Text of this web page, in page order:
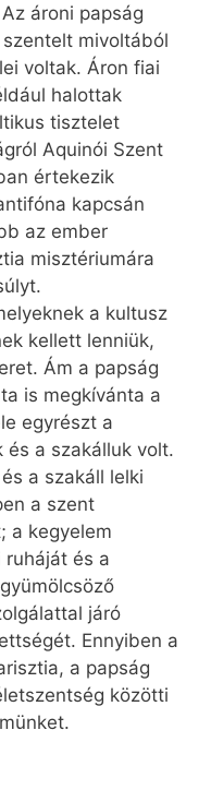
ároni papság
mivoltából
voltak. Áron fiai
halottak
tisztelet
Aqui­nói Szent
értekezik
kapcsán
az ember
misztériumára
a kultusz
kellett lenniük,
Ám a papság
is megkívánta a
egyrészt a
és a szakálluk volt.
a szakáll lelki
a szent
a kegyelem
ruháját és a
járó
Ennyiben a
a papság
közötti